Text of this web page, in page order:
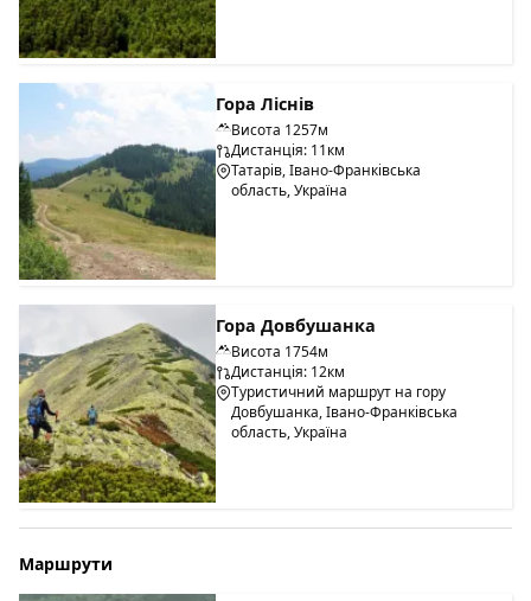
Гора Ліснів
Висота 1257м
Дистанція: 11км
Татарів, Івано-Франківська
область, Україна
Гора Довбушанка
Висота 1754м
Дистанція: 12км
Туристичний маршрут на гору
Довбушанка, Івано-Франківська
область, Україна
Маршрути